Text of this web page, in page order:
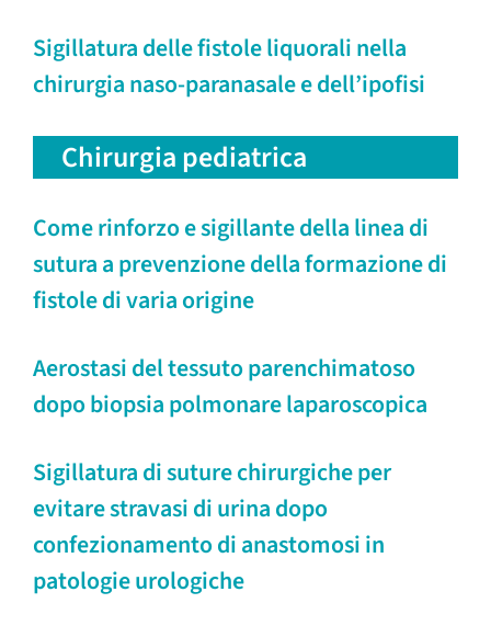
Sigillatura delle fistole liquorali nella
chirurgia naso-paranasale e dell’ipofisi
Chirurgia pediatrica
Come rinforzo e sigillante della linea di
sutura a prevenzione della formazione di
fistole di varia origine
Aerostasi del tessuto parenchimatoso
dopo biopsia polmonare laparoscopica
Sigillatura di suture chirurgiche per
evitare stravasi di urina dopo
confezionamento di anastomosi in
patologie urologiche